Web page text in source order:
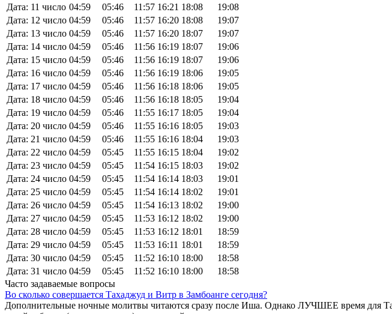
Дата: 11 число 04:59 05:46 11:57 16:21 18:08
19:08
Дата: 12 число 04:59 05:46 11:57 16:20 18:08
19:07
Дата: 13 число 04:59 05:46 11:57 16:20 18:07
19:07
Дата: 14 число 04:59 05:46 11:56 16:19 18:07
19:06
Дата: 15 число 04:59 05:46 11:56 16:19 18:07
19:06
Дата: 16 число 04:59 05:46 11:56 16:19 18:06
19:05
Дата: 17 число 04:59 05:46 11:56 16:18 18:06
19:05
Дата: 18 число 04:59 05:46 11:56 16:18 18:05
19:04
Дата: 19 число 04:59 05:46 11:55 16:17 18:05
19:04
Дата: 20 число 04:59 05:46 11:55 16:16 18:05
19:03
Дата: 21 число 04:59 05:46 11:55 16:16 18:04
19:03
Дата: 22 число 04:59 05:45 11:55 16:15 18:04
19:02
Дата: 23 число 04:59 05:45 11:54 16:15 18:03
19:02
Дата: 24 число 04:59 05:45 11:54 16:14 18:03
19:01
Дата: 25 число 04:59 05:45 11:54 16:14 18:02
19:01
Дата: 26 число 04:59 05:45 11:54 16:13 18:02
19:00
Дата: 27 число 04:59 05:45 11:53 16:12 18:02
19:00
Дата: 28 число 04:59 05:45 11:53 16:12 18:01
18:59
Дата: 29 число 04:59 05:45 11:53 16:11 18:01
18:59
Дата: 30 число 04:59 05:45 11:52 16:10 18:00
18:58
Дата: 31 число 04:59 05:45 11:52 16:10 18:00
18:58
Часто задаваемые вопросы
Во сколько совершается Тахаджуд и Витр в Замбоанге сегодня?
Дополнительные ночные молитвы читаются сразу после Иша. Однако ЛУЧШЕЕ время для